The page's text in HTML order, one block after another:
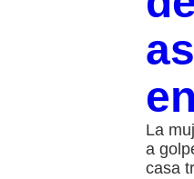
La
a
casa